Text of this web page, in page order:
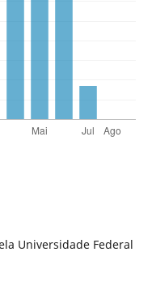
Universidade Federal